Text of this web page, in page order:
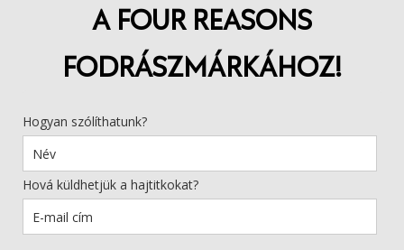
A FOUR REASONS
FODRÁSZMÁRKÁHOZ!
Hogyan szólíthatunk?
Hová küldhetjük a hajtitkokat?